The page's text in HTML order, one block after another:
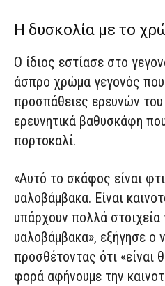
Η δυσκολία με το
Ο ίδιος εστίασε στο
άσπρο χρώμα γεγονός που
προσπάθειες ερευνών
ερευνητικά βαθυσκάφη που
πορτοκαλί.
«Αυτό το σκάφος είναι
υαλοβάμβακα. Είναι
υπάρχουν πολλά στοιχεία
υαλοβάμβακα», εξήγησε ο
προσθέτοντας ότι «είναι
φορά αφήνουμε την